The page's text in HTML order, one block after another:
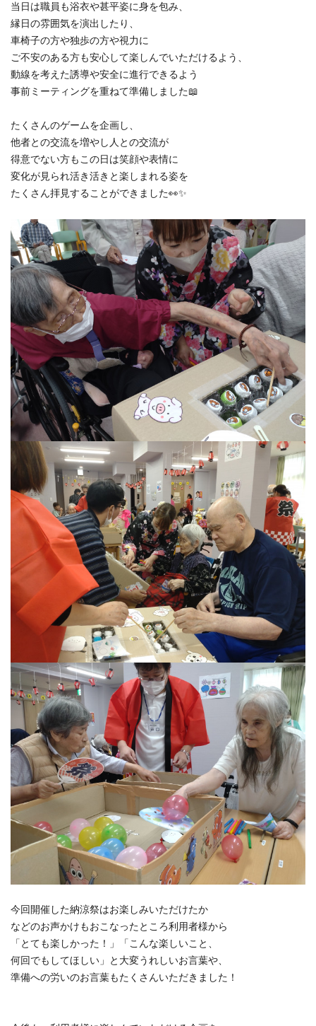
当日は職員も浴衣や甚平姿に身を包み、
縁日の雰囲気を演出したり、
車椅子の方や独歩の方や視力に
ご不安のある方も安心して楽しんでいただけるよう、
動線を考えた誘導や安全に進行できるよう
事前ミーティングを重ねて準備しました📖
たくさんのゲームを企画し、
他者との交流を増やし人との交流が
得意でない方もこの日は笑顔や表情に
変化が見られ活き活きと楽しまれる姿を
たくさん拝見することができました👀✨
今回開催した納涼祭はお楽しみいただけたか
などのお声かけもおこなったところ利用者様から
「とても楽しかった！」「こんな楽しいこと、
何回でもしてほしい」と大変うれしいお言葉や、
準備への労いのお言葉もたくさんいただきました！